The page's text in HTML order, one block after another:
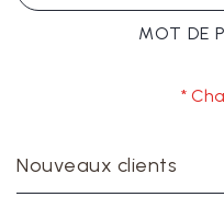
MOT DE
Nouveaux clients